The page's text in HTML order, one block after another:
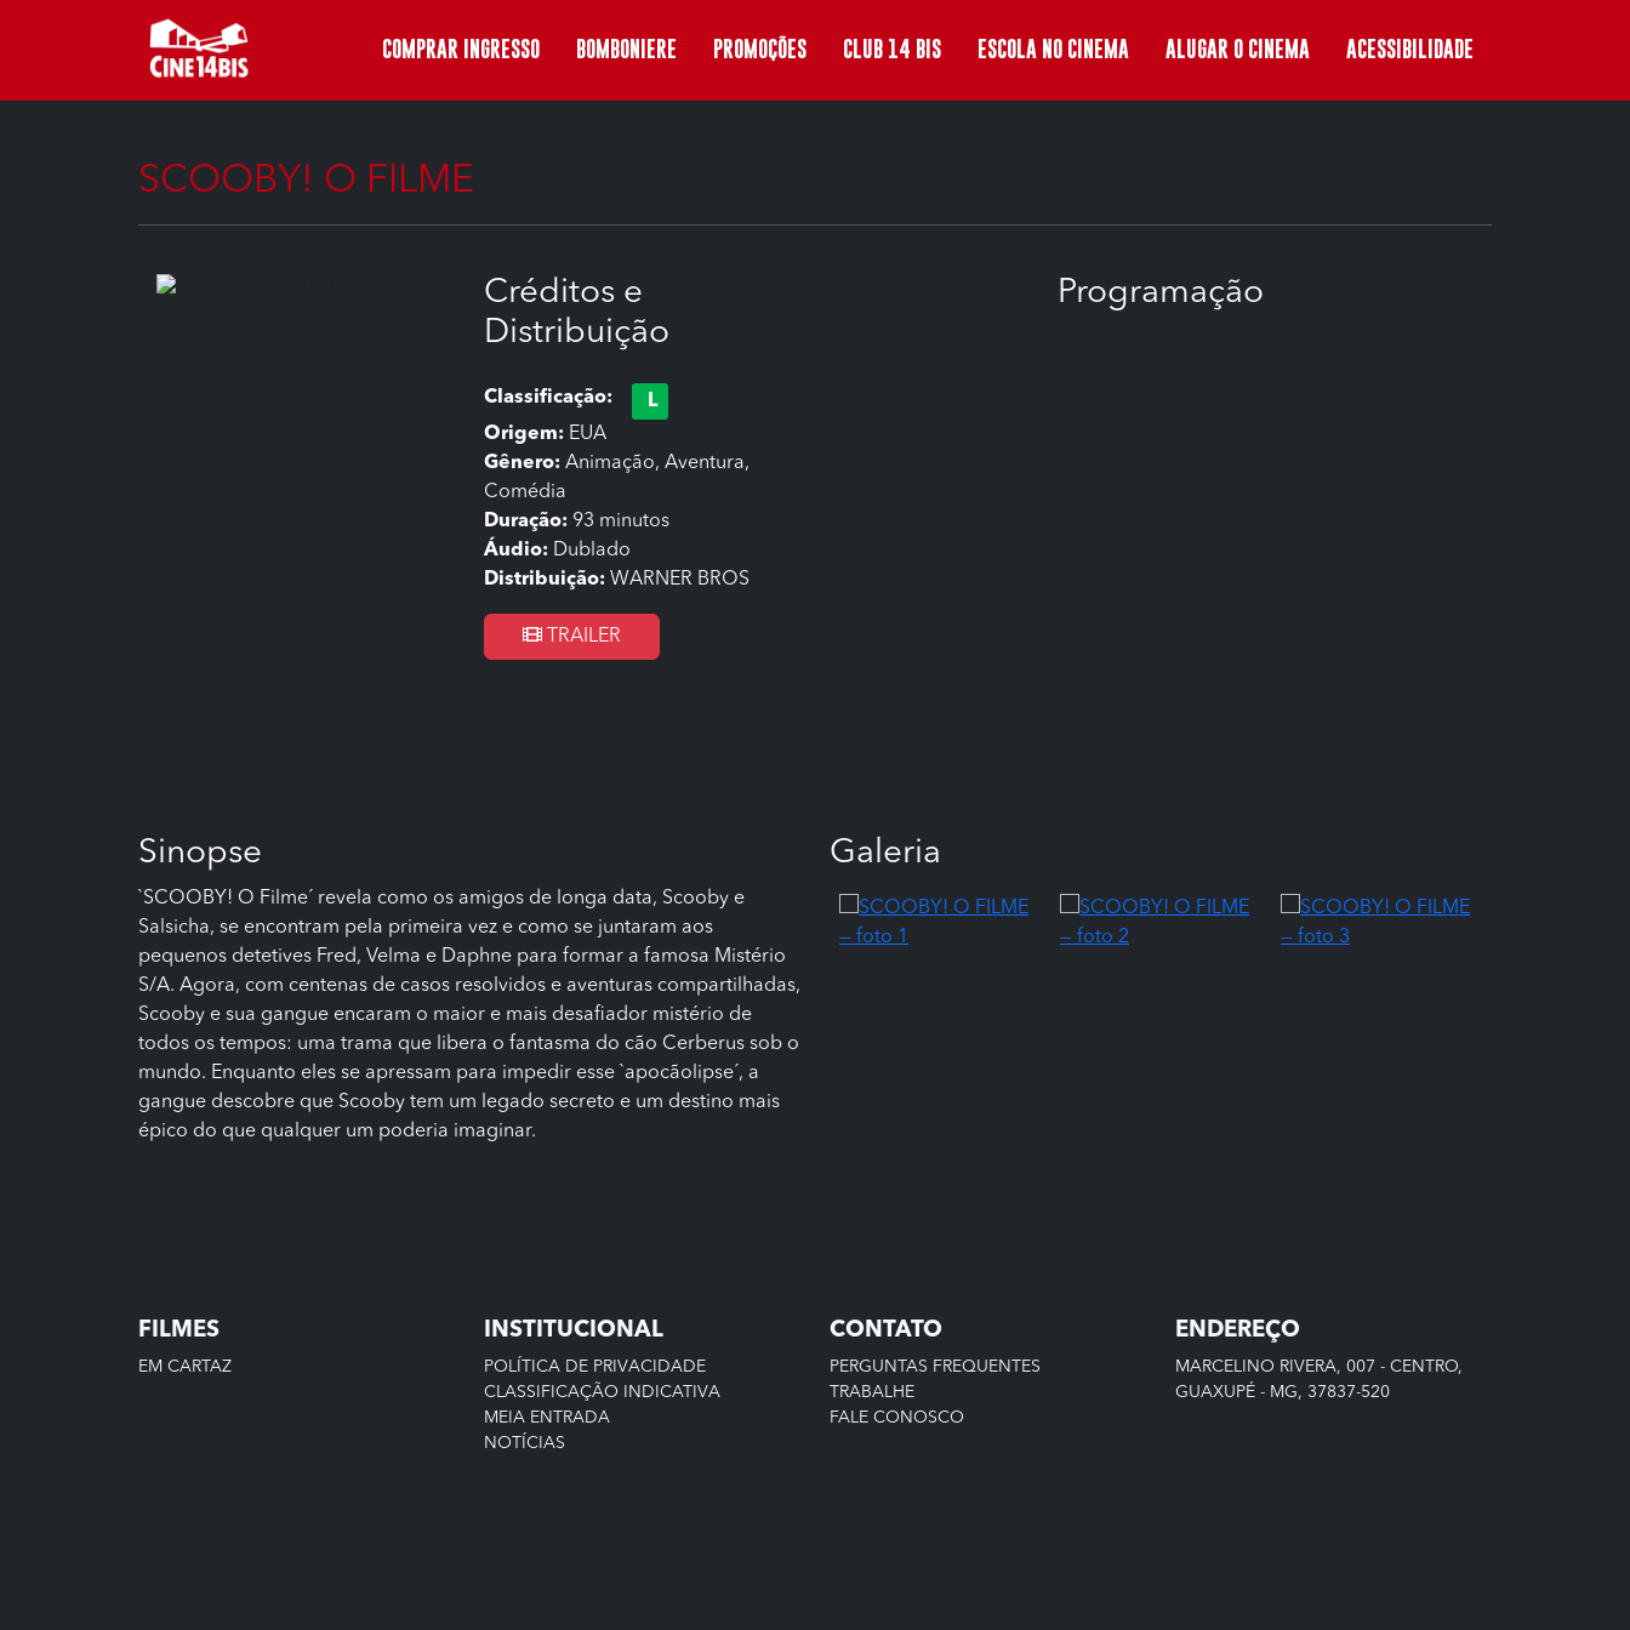
COMPRAR INGRESSO BOMBONIERE PROMOÇÕES CLUB 14 BIS ESCOLA NO CINEMA ALUGAR O CINEMA ACESSIBILIDADE
SCOOBY! O FILME
Créditos e
Distribuição
Classificação:
L
Origem: EUA
Gênero: Animação, Aventura,
Comédia
Duração: 93 minutos
Áudio: Dublado
Distribuição: WARNER BROS
TRAILER
Programação
Sinopse
`SCOOBY! O Filme´ revela como os amigos de longa data, Scooby e
Salsicha, se encontram pela primeira vez e como se juntaram aos
pequenos detetives Fred, Velma e Daphne para formar a famosa Mistério
S/A. Agora, com centenas de casos resolvidos e aventuras compartilhadas,
Scooby e sua gangue encaram o maior e mais desafiador mistério de
todos os tempos: uma trama que libera o fantasma do cão Cerberus sob o
mundo. Enquanto eles se apressam para impedir esse `apocãolipse´, a
gangue descobre que Scooby tem um legado secreto e um destino mais
épico do que qualquer um poderia imaginar.
Galeria
FILMES
EM CARTAZ
INSTITUCIONAL
POLÍTICA DE PRIVACIDADE
CLASSIFICAÇÃO INDICATIVA
MEIA ENTRADA
NOTÍCIAS
CONTATO
PERGUNTAS FREQUENTES
TRABALHE
FALE CONOSCO
ENDEREÇO
MARCELINO RIVERA, 007 - CENTRO,
GUAXUPÉ - MG, 37837-520